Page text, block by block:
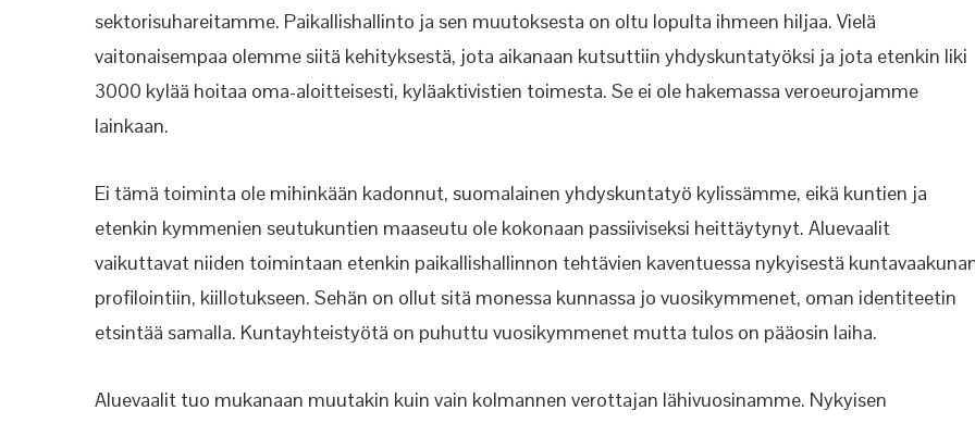
sektorisuhareitamme. Paikallishallinto ja sen muutoksesta on oltu lopulta ihmeen hiljaa. Vielä
vaitonaisempaa olemme siitä kehityksestä, jota aikanaan kutsuttiin yhdyskuntatyöksi ja jota etenkin liki
3000 kylää hoitaa oma-aloitteisesti, kyläaktivistien toimesta. Se ei ole hakemassa veroeurojamme
lainkaan.
Ei tämä toiminta ole mihinkään kadonnut, suomalainen yhdyskuntatyö kylissämme, eikä kuntien ja
etenkin kymmenien seutukuntien maaseutu ole kokonaan passiiviseksi heittäytynyt. Aluevaalit
vaikuttavat niiden toimintaan etenkin paikallishallinnon tehtävien kaventuessa nykyisestä
profilointiin, kiillotukseen. Sehän on ollut sitä monessa kunnassa jo vuosikymmenet, oman identiteetin
etsintää samalla. Kuntayhteistyötä on puhuttu vuosikymmenet mutta tulos on pääosin laiha.
Aluevaalit tuo mukanaan muutakin kuin vain kolmannen verottajan lähivuosinamme. Nykyisen